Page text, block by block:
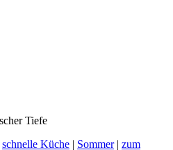
Tiefe
schnelle Küche | Sommer| zum